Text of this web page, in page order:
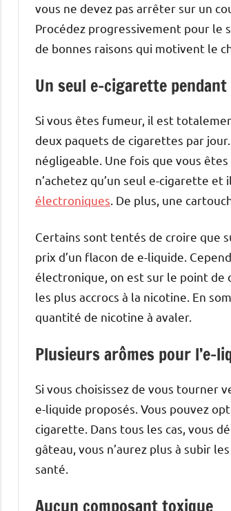
vous ne devez pas arrêter sur un
Procédez progressivement pour le
de bonnes raisons qui motivent le
Un seul e-cigarette
Si vous êtes fumeur, il est
deux paquets de cigarettes par
négligeable. Une fois que vous
n’achetez qu’un seul e-cigarette
électroniques . De plus, une
Certains sont tentés de croire que
prix d’un flacon de e-liquide.
électronique, on est sur le point de
les plus accrocs à la nicotine. En
quantité de nicotine à avaler.
Plusieurs arômes pour l’e-
Si vous choisissez de vous tourner
e-liquide proposés. Vous pouvez
cigarette. Dans tous les cas, vous
gâteau, vous n’aurez plus à subir
santé.
Aucun composant toxique